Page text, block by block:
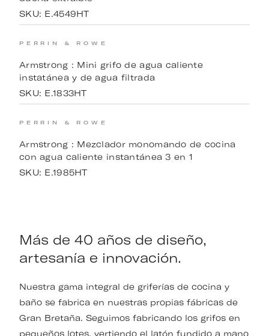
SKU: E.4549HT
PERRIN & ROWE
Armstrong : Mini grifo de agua caliente
instatánea y de agua filtrada
SKU: E.1833HT
PERRIN & ROWE
Armstrong : Mezclador monomando de cocina
con agua caliente instantánea 3 en 1
SKU: E.1985HT
Más de 40 años de diseño,
artesanía e innovación.
Nuestra gama integral de griferías de cocina y
baño se fabrica en nuestras propias fábricas de
Gran Bretaña. Seguimos fabricando los grifos en
pequeños lotes, vertiendo el latón fundido a mano